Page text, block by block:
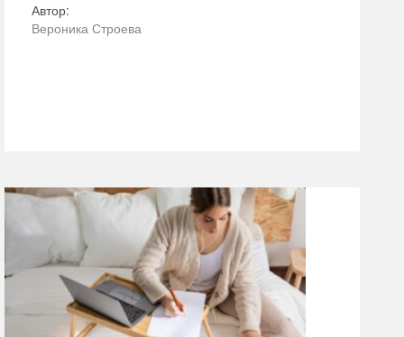
Автор:
Вероника Строева